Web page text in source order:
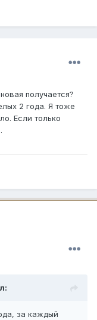
получается?
2 года. Я тоже
Если только
за каждый